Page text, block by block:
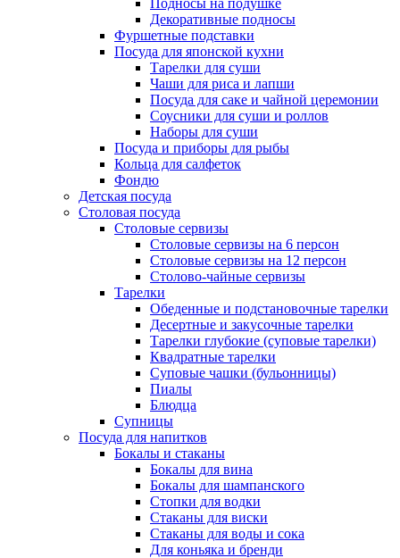
Подносы на подушке
Декоративные подносы
Фуршетные подставки
Посуда для японской кухни
Тарелки для суши
Чаши для риса и лапши
Посуда для саке и чайной церемонии
Соусники для суши и роллов
Наборы для суши
Посуда и приборы для рыбы
Кольца для салфеток
Фондю
Детская посуда
Столовая посуда
Столовые сервизы
Столовые сервизы на 6 персон
Столовые сервизы на 12 персон
Столово-чайные сервизы
Тарелки
Обеденные и подстановочные тарелки
Десертные и закусочные тарелки
Тарелки глубокие (суповые тарелки)
Квадратные тарелки
Суповые чашки (бульонницы)
Пиалы
Блюдца
Супницы
Посуда для напитков
Бокалы и стаканы
Бокалы для вина
Бокалы для шампанского
Стопки для водки
Стаканы для виски
Стаканы для воды и сока
Для коньяка и бренди